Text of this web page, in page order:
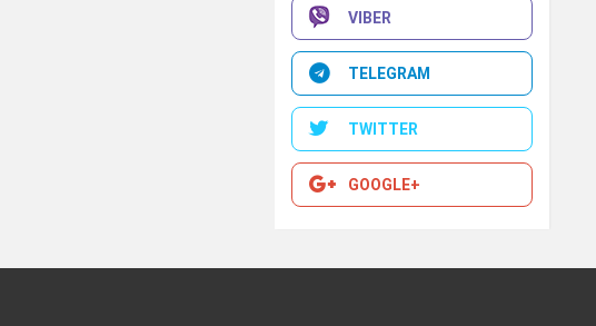
VIBER
TELEGRAM
TWITTER
GOOGLE+